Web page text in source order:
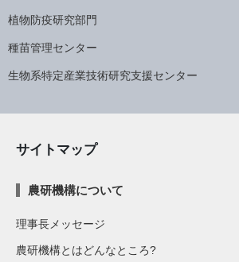
植物防疫研究部門
種苗管理センター
生物系特定産業技術研究支援センター
サイトマップ
農研機構について
理事長メッセージ
農研機構とはどんなところ?